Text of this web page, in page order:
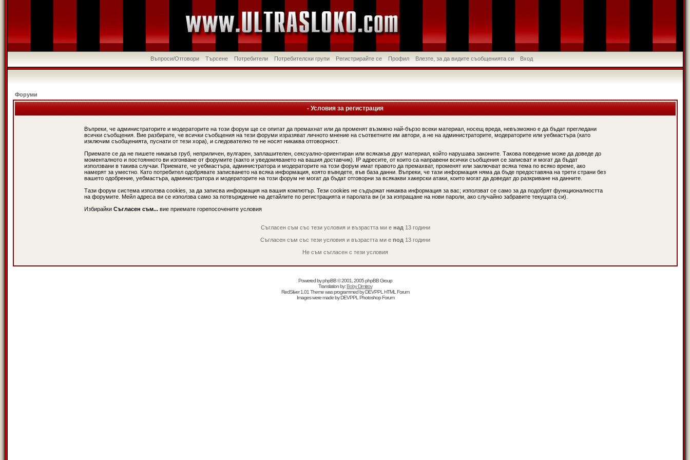
Въпроси/Отговори Търсене Потребители Потребителски групи Регистрирайте се Профил Влезте, за да видите съобщенията си Вход
Форуми
- Условия за регистрация
Въпреки, че администраторите и модераторите на този форум ще се опитат да премахнат или да променят възмжно най-бързо всеки материал, носещ вреда, невъзможно е да бъдат прегледани
всички съобщения. Вие разбирате, че всички съобщения на тези форуми изразяват личното мнение на съответните им автори, а не на администраторите, модераторите или уебмастъра (като
изключим съобщенията, пуснати от тези хора), и следователно те не носят никаква отговорност.
Приемате се да не пишете никакъв груб, неприличен, вулгарен, заплашителен, сексуално-ориентиран или всякакъв друг материал, който нарушава законите. Такова поведение може да доведе до
моменталното и постоянното ви изгонване от форумите (както и уведомяването на вашия доставчик). IP адресите, от които са направени всички съобщения се записват и могат да бъдат
използвани в такива случаи. Приемате, че уебмастъра, администратора и модераторите на този форум имат правото да премахват, променят или заключват всяка тема по всяко време, ако
намерят за уместно. Като потребител одобрявате записването на всяка информация, която въведете, във база данни. Въпреки, че тази информация няма да бъде предоставяна на трети страни без
вашето одобрение, уебмастъра, администратора и модераторите на този форум не могат да бъдат отговорни за всякакви хакерски атаки, които могат да доведат до разкриване на данните.
Тази форум система използва cookies, за да записва информация на вашия компютър. Тези cookies не съдържат никаква информация за вас; използват се само за да подобрят функционалността
на форумите. Мейл адреса ви се използва само за потвърждение на детайлите по регистрацията и паролата ви (и за изпращане на нови пароли, ако случайно забравите текущата си).
Избирайки Съгласен съм...вие приемате горепосочените условия
Съгласен съм със тези условия и възрастта ми е над 13 години
Съгласен съм със тези условия и възрастта ми е под 13 години
Не съм съгласен с тези условия
Powered byphpBB© 2001, 2005 phpBB Group
Translation by:Boby Dimitrov
RedSilver 1.01 Theme was programmed byDEVPPL HTML Forum
Images were made byDEVPPL Photoshop Forum